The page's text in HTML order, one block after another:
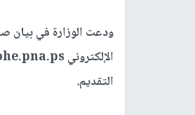
ودعت الوزارة في بيان
التقديم.